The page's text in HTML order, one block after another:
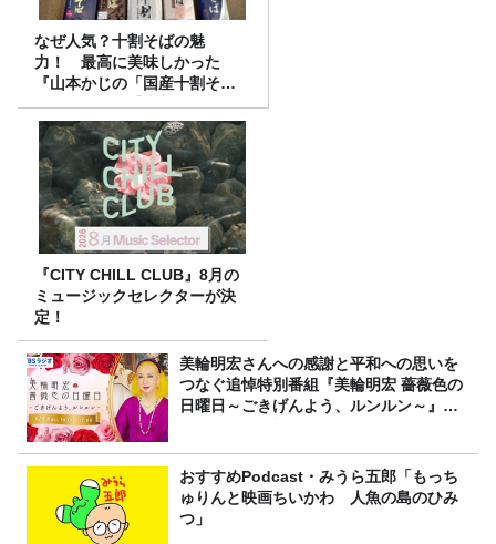
なぜ人気？十割そばの魅
力！ 最高に美味しかった
『山本かじの「国産十割そ
ば」』とは？【十割そば10種
食べ比べ】
『CITY CHILL CLUB』8月の
ミュージックセレクターが決
定！
美輪明宏さんへの感謝と平和への思いを
つなぐ追悼特別番組『美輪明宏 薔薇色の
日曜日～ごきげんよう、ルンルン～』
おすすめPodcast・みうら五郎「もっち
ゅりんと映画ちいかわ 人魚の島のひみ
つ」